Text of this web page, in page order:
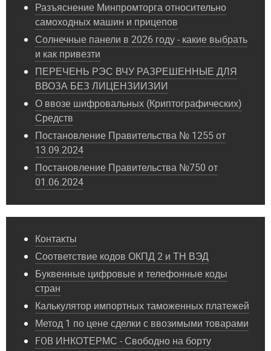
Разъяснение Минпромторга относительно
самоходных машин и прицепов
Солнечные панели в 2026 году - какие выбрать
и как привезти
ПЕРЕЧЕНЬ РЭС ВЧУ РАЗРЕШЕННЫЕ ДЛЯ
ВВОЗА БЕЗ ЛИЦЕНЗИИЗИИ
О ввозе шифровальных (Криптографических)
Средств
Постановление Правительства № 1255 от
13.09.2024
Постановление Правительства №750 от
01.06.2024
Контакты
Соответствие кодов ОКПД 2 и ТН ВЭД
Буквенные цифровые и телефонные коды
стран
Калькулятор импортных таможенных платежей
Метод 1 по цене сделки с ввозимыми товарами
FOB ИНКОТЕРМС - Свободно на борту